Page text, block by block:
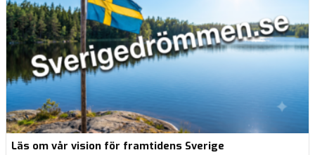
Läs om vår vision för framtidens Sverige